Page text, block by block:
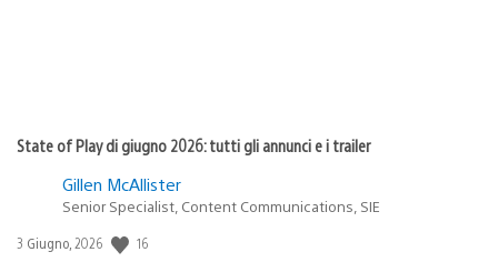
State of Play di giugno 2026: tutti gli annunci e i trailer
Gillen McAllister
Senior Specialist, Content Communications, SIE
Data
3 Giugno, 2026 16